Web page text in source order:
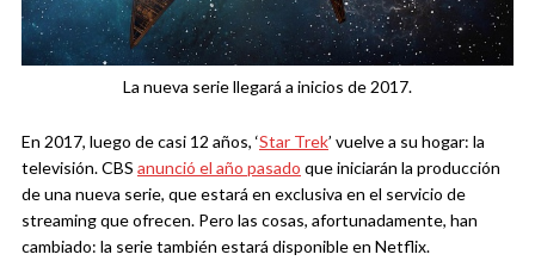
La nueva serie llegará a inicios de 2017.
En 2017, luego de casi 12 años, ‘Star Trek’ vuelve a su hogar: la
televisión. CBS anunció el año pasado que iniciarán la producción
de una nueva serie, que estará en exclusiva en el servicio de
streaming que ofrecen. Pero las cosas, afortunadamente, han
cambiado: la serie también estará disponible en Netflix.